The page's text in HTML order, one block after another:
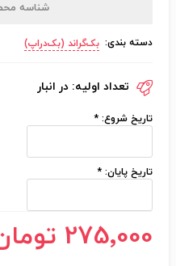
شناسه
دسته بندی: بک‌گراند (بک‌دراپ)
تعداد اولیه: در انبار
تاریخ شروع: *
تاریخ پایان: *
275٬000 تومان